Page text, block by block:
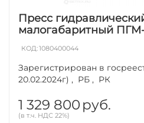
Пресс
малогабаритный
КОД:1080400044
Зарегистрирован в
20.02.2024г) , РБ , РК
1 329 800 руб.
(в т.ч. НДС 22%)